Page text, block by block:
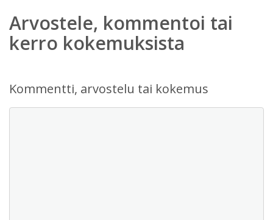
Arvostele, kommentoi tai
kerro kokemuksista
Kommentti, arvostelu tai kokemus